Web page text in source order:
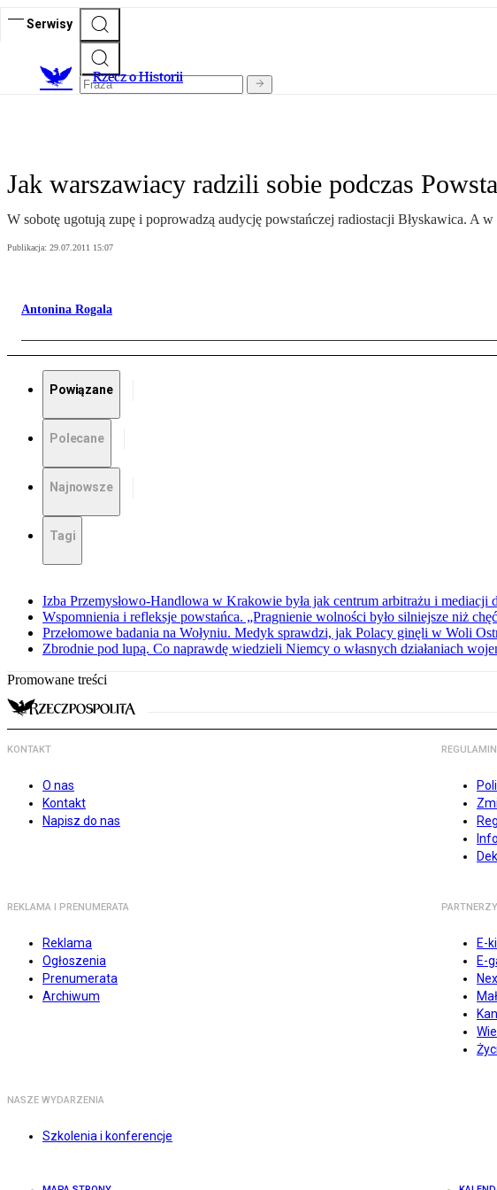
Serwisy
Rzecz o Historii
Jak warszawiacy radzili sobie podczas
W sobotę ugotują zupę i poprowadzą audycję powstańczej radiostacji Błyskawica. A
Publikacja: 29.07.2011 15:07
Antonina Rogala
Powiązane
Polecane
Najnowsze
Tagi
Izba Przemysłowo-Handlowa w Krakowie była jak centrum arbitrażu i mediacji
Wspomnienia i refleksje powstańca. „Pragnienie wolności było silniejsze niż
Przełomowe badania na Wołyniu. Medyk sprawdzi, jak Polacy ginęli w Woli
Zbrodnie pod lupą. Co naprawdę wiedzieli Niemcy o własnych działaniach
Promowane treści
KONTAKT
O nas
Kontakt
Napisz do nas
REGULAMIN
REKLAMA I PRENUMERATA
Reklama
Ogłoszenia
Prenumerata
Archiwum
PARTNERZY
E-
E-
NASZE WYDARZENIA
Szkolenia i konferencje